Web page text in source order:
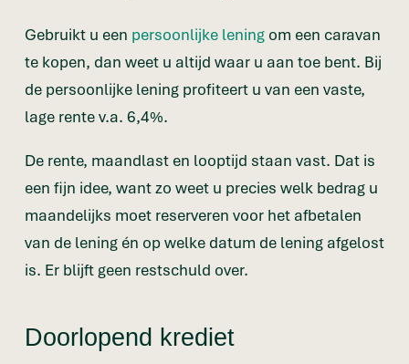
Gebruikt u een persoonlijke lening om een caravan
te kopen, dan weet u altijd waar u aan toe bent. Bij
de persoonlijke lening profiteert u van een vaste,
lage rente v.a. 6,4%.
De rente, maandlast en looptijd staan vast. Dat is
een fijn idee, want zo weet u precies welk bedrag u
maandelijks moet reserveren voor het afbetalen
van de lening én op welke datum de lening afgelost
is. Er blijft geen restschuld over.
Doorlopend krediet